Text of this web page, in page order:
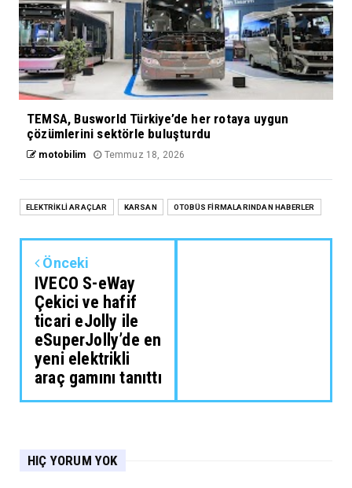
TEMSA, Busworld Türkiye’de her rotaya uygun
çözümlerini sektörle buluşturdu
motobilim Temmuz 18, 2026
ELEKTRİKLİ ARAÇLAR KARSAN OTOBÜS FİRMALARINDAN HABERLER
Önceki
IVECO S-eWay
Çekici ve hafif
ticari eJolly ile
eSuperJolly’de en
yeni elektrikli
araç gamını tanıttı
HIÇ YORUM YOK